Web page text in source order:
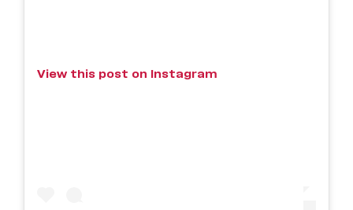
View this post on Instagram